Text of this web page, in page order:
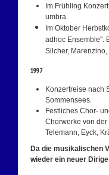
Im Frühling
umbra.
Im Oktober
adhoc Ensemble".
Silcher,
1997
Konzertreise nach
Sommensees.
Festliches Chor-
Chorwerke von der
Telemann, Eyck,
Da die musikalischen
wieder ein neuer